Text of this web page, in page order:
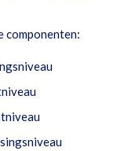
componenten: